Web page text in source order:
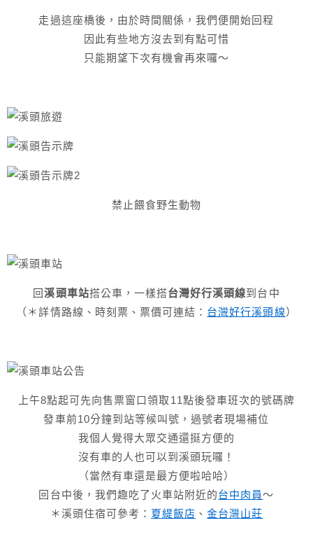
走過這座橋後，由於時間關係，我們便開始回程
因此有些地方沒去到有點可惜
只能期望下次有機會再來囉～
禁止餵食野生動物
回溪頭車站搭公車，一樣搭台灣好行溪頭線到台中
（＊詳情路線、時刻票、票價可連結： 台灣好行溪頭線）
上午8點起可先向售票窗口領取11點後發車班次的號碼牌
發車前10分鐘到站等候叫號，過號者現場補位
我個人覺得大眾交通還挺方便的
沒有車的人也可以到溪頭玩囉！
（當然有車還是最方便啦哈哈）
回台中後，我們趣吃了火車站附近的台中肉員～
＊溪頭住宿可參考： 夏緹飯店 、金台灣山莊